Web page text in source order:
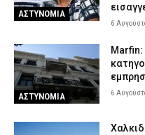
Δυτική Μάνη: Συνελήφθη
ΑΣΤΥΝΟΜΙΑ 6 Αυγούστου 2026
ΑΣΤΥΝΟΜΙΑ
6
ΑΣΤΥΝΟΜΙΑ 6